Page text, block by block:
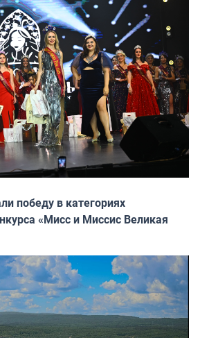
победу в категориях
«Мисс и Миссис Великая